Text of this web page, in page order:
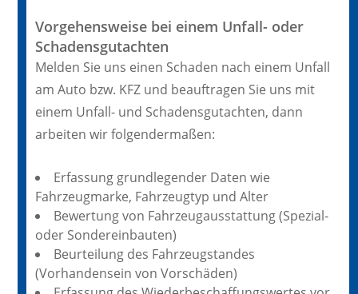
Vorgehensweise bei einem Unfall- oder
Schadensgutachten
Melden Sie uns einen Schaden nach einem Unfall
am Auto bzw. KFZ und beauftragen Sie uns mit
einem Unfall- und Schadensgutachten, dann
arbeiten wir folgendermaßen:
Erfassung grundlegender Daten wie
Fahrzeugmarke, Fahrzeugtyp und Alter
Bewertung von Fahrzeugausstattung (Spezial-
oder Sondereinbauten)
Beurteilung des Fahrzeugstandes
(Vorhandensein von Vorschäden)